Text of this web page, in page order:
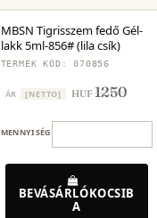
MBSN Tigrisszem fedő Gél-
lakk 5ml-856# (lila csík)
TERMÉK KÓD: 070856
ÁR [NETTO] HUF1250
MENNYISÉG
BEVÁSÁRLÓKOCSIB
A